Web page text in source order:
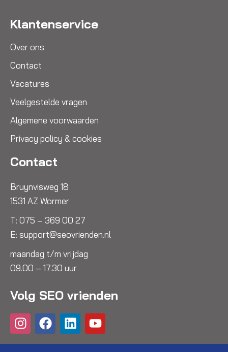
Klantenservice
Over ons
Contact
Vacatures
Veelgestelde vragen
Algemene voorwaarden
Privacy policy & cookies
Contact
Bruynvisweg 18
1531 AZ Wormer
T: 075 – 369 00 27
E: support@seovrienden.nl
maandag t/m vrijdag
09.00 – 17.30 uur
Volg SEO vrienden
I
n
s
F
a
c
L
i
n
Y
o
u